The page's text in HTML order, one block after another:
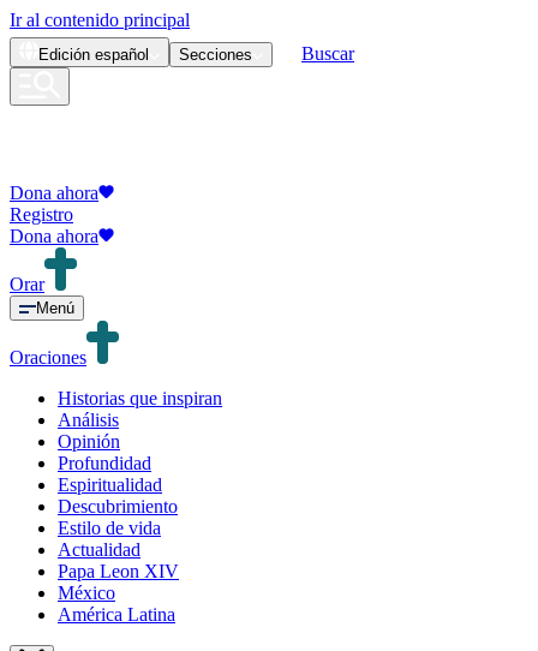
Ir al contenido principal
Edición español Secciones Buscar
Dona ahora
Registro
Dona ahora
Orar
Menú
Oraciones
Historias que inspiran
Análisis
Opinión
Profundidad
Espiritualidad
Descubrimiento
Estilo de vida
Actualidad
Papa Leon XIV
México
América Latina